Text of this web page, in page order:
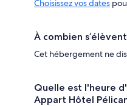
Choisissez vos dates
À combien
Cet hébergement ne
Quelle est l'heure
Appart Hôtel